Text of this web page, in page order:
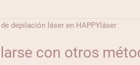
con otros